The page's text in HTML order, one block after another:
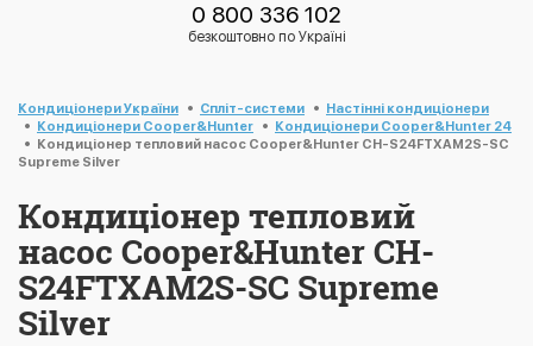
0 800 336 102
безкоштовно по Україні
Кондиціонери України Спліт-системи
Настінні кондиціонери
Кондиціонери Cooper&Hunter
Кондиціонери Cooper&Hunter 24
Кондиціонер тепловий насос Cooper&Hunter CH-S24FTXAM2S-SC
Supreme Silver
Кондиціонер тепловий
насос Cooper&Hunter CH-
S24FTXAM2S-SC Supreme
Silver